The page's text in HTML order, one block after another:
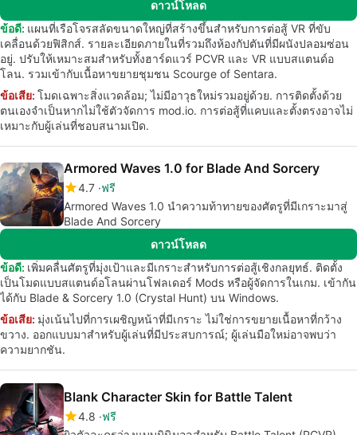
ดาวน์โหลด
ข้อดี: แผนที่เรือโจรสลัดขนาดใหญ่ที่สร้างขึ้นสำหรับการต่อสู้ VR ที่ขับ
เคลื่อนด้วยฟิสิกส์. รายละเอียดภายในที่รวมถึงห้องกัปตันที่มีผนังปลอมซ่อน
อยู่. ปรับให้เหมาะสมสำหรับทั้งฮาร์ดแวร์ PCVR และ VR แบบสแตนด์อ
โลน. รวมเข้ากับเนื้อหาขยายชุมชน Scourge of Sentara.
ข้อเสีย: โมดเฉพาะสิ่งแวดล้อม; ไม่มีอาวุธใหม่รวมอยู่ด้วย. การติดตั้งด้วย
ตนเองจำเป็นหากไม่ใช้ตัวจัดการ mod.io. การต่อสู้ที่แคบและตั้งตรงอาจไม่
เหมาะกับผู้เล่นที่ชอบสนามเปิด.
Armored Waves 1.0 for Blade And Sorcery
4.7 ฟรี
Armored Waves 1.0 นำความท้าทายของศัตรูที่มีเกราะมาสู่
Blade And Sorcery
ดาวน์โหลด
ข้อดี: เพิ่มคลื่นศัตรูที่มุ่งเป้าและมีเกราะสำหรับการต่อสู้เชิงกลยุทธ์. ติดตั้ง
เป็นโมดแบบสแตนด์อโลนผ่านโฟลเดอร์ Mods หรือผู้จัดการในเกม. เข้ากัน
ได้กับ Blade & Sorcery 1.0 (Crystal Hunt) บน Windows.
ข้อเสีย: มุ่งเน้นไปที่การเผชิญหน้าที่มีเกราะ ไม่ใช่การขยายเนื้อหาที่กว้าง
ขวาง. ออกแบบมาสำหรับผู้เล่นที่มีประสบการณ์; ผู้เล่นมือใหม่อาจพบว่า
ความยากชัน.
Blank Character Skin for Battle Talent
4.8 ฟรี